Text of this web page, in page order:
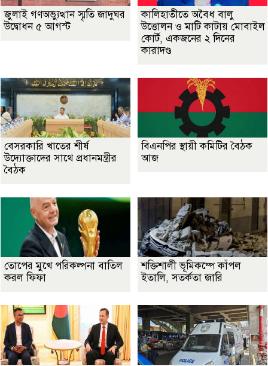
জুলাই গণঅভ্যুত্থান স্মৃতি জাদুঘর
উদ্বোধন ৫ আগস্ট
কালিহাতীতে অবৈধ বালু
উত্তোলন ও মাটি কাটায় মোবাইল
কোর্ট, একজনের ২ দিনের
কারাদণ্ড
বেসরকারি খাতের শীর্ষ
উদ্যোক্তাদের সাথে প্রধানমন্ত্রীর
বৈঠক
বিএনপির স্থায়ী কমিটির বৈঠক
আজ
তোপের মুখে পরিকল্পনা বাতিল
করল ফিফা
শক্তিশালী ভূমিকম্পে কাঁপল
ইতালি, সতর্কতা জারি